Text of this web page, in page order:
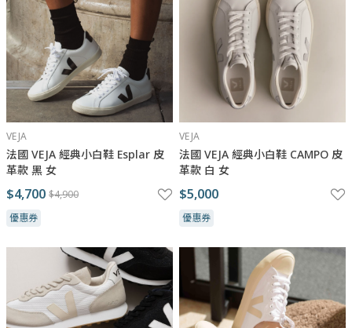
VEJA
法國 VEJA 經典小白鞋 Esplar 皮
革款 黑 女
$4,700 $4,900
優惠券
VEJA
法國 VEJA 經典小白鞋 CAMPO 皮
革款 白 女
$5,000
優惠券
與瑪黑對話
若有任何產品相關或訂單服務問題？
請透過以下管道來訊，我們將有專人回覆您。